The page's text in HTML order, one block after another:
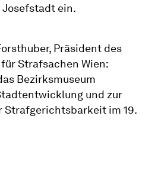
Josefstadt ein.
Präsident des
Strafsachen Wien:
Bezirksmuseum
und zur
Strafgerichtsbarkeit im 19.